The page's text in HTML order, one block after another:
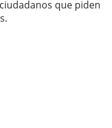
que piden